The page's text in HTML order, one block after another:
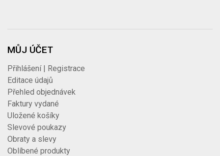
MŮJ ÚČET
Přihlášení | Registrace
Editace údajů
Přehled objednávek
Faktury vydané
Uložené košíky
Slevové poukazy
Obraty a slevy
Oblíbené produkty